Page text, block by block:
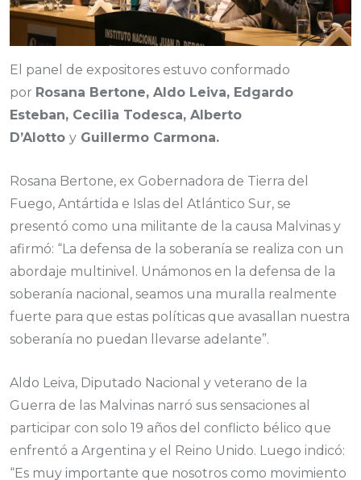
El panel de expositores estuvo conformado
por Rosana Bertone, Aldo Leiva, Edgardo
Esteban, Cecilia Todesca, Alberto
D’Alotto y Guillermo Carmona.
Rosana Bertone, ex Gobernadora de Tierra del
Fuego, Antártida e Islas del Atlántico Sur, se
presentó como una militante de la causa Malvinas y
afirmó: “La defensa de la soberanía se realiza con un
abordaje multinivel. Unámonos en la defensa de la
soberanía nacional, seamos una muralla realmente
fuerte para que estas políticas que avasallan nuestra
soberanía no puedan llevarse adelante”.
Aldo Leiva, Diputado Nacional y veterano de la
Guerra de las Malvinas narró sus sensaciones al
participar con solo 19 años del conflicto bélico que
enfrentó a Argentina y el Reino Unido. Luego indicó:
“Es muy importante que nosotros como movimiento